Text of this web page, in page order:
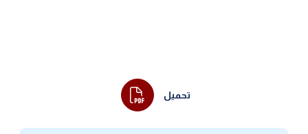
تحميل